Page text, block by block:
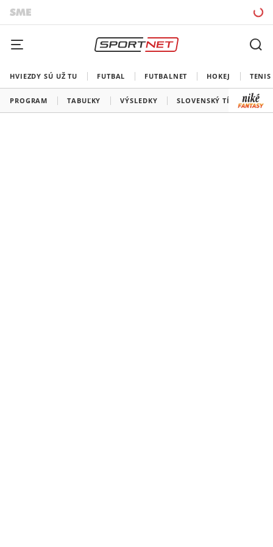
HVIEZDY SÚ UŽ TU FUTBAL FUTBALNET HOKEJ TENIS
PROGRAM TABUĽKY VÝSLEDKY SLOVENSKÝ TÍM